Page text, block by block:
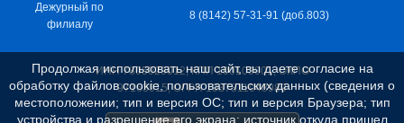
Дежурный по
филиалу
8 (8142) 57-31-91 (доб.803)
ИНН 7805029012, КПП 100103001, ОКПО
97163915, ОГРН 1037811048989
Продолжая использовать наш сайт, вы даете согласие на
обработку файлов cookie, пользовательских данных (сведения о
местоположении; тип и версия ОС; тип и версия Браузера; тип
устройства и разрешение его экрана; источник откуда пришел